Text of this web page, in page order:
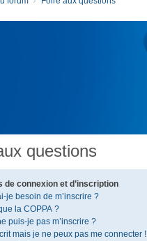
questions
de connexion et d’inscription
je besoin de m’inscrire ?
la COPPA ?
puis-je pas m’inscrire ?
mais je ne peux pas me connecter !